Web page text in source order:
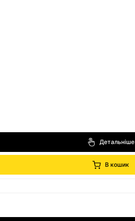
Детальніше
В кошик